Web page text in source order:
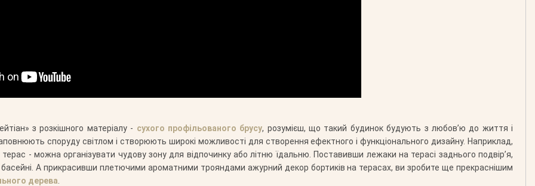
з розкішного матеріалу - сухого профільованого брусу, розумієш, що такий будинок будують з любов’ю до життя і
споруду світлом і створюють широкі можливості для створення ефектного і функціонального дизайну. Наприклад,
- можна організувати чудову зону для відпочинку або літню їдальню. Поставивши лежаки на терасі заднього подвір’я,
А прикрасивши плетючими ароматними трояндами ажурний декор бортиків на терасах, ви зробите ще прекраснішим
дерева